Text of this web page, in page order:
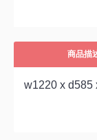
商品描
w1220 x d585